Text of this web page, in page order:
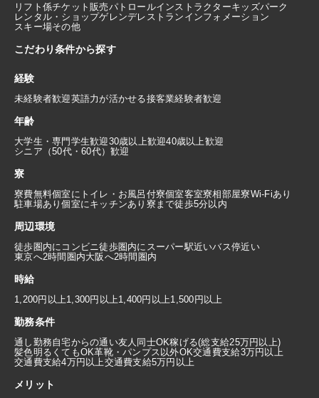
リフト係チケット販売パトロールインストラクターキッズパーク
レンタル・ショップゲレンデレストラン インフォメーション
スキー場その他
こだわり条件から探す
経験
未経験者歓迎英語力が活かせる接客業経験者歓迎
年齢
大学生・専門学生歓迎30歳以上歓迎40歳以上歓迎
シニア（50代・60代）歓迎
寮
寮費無料個室にトイレ・お風呂付寮個室客室寮相部屋寮Wi-Fiあり
駐車場あり個室にキッチンあり 寮まで徒歩5分以内
周辺環境
徒歩圏内にコンビニ徒歩圏内にスーパー駅近いバス停近い
東京へ2時間圏内大阪へ2時間圏内
時給
1,200円以上1,300円以上1,400円以上1,500円以上
勤務条件
通し勤務自宅からの通い友人同士OK稼げる(総支給25万円以上)
髪色明るくてもOK革靴・パンプス以外OK交通費支給3万円以上
交通費支給4万円以上交通費支給5万円以上
メリット